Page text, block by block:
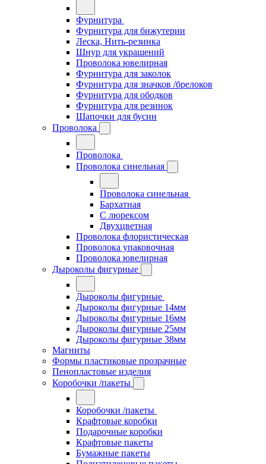
Фурнитура
Фурнитура для бижутерии
Леска, Нить-резинка
Шнур для украшений
Проволока ювелирная
Фурнитура для заколок
Фурнитура для значков /брелоков
Фурнитура для ободков
Фурнитура для резинок
Шапочки для бусин
Проволока
Проволока
Проволока синельная
Проволока синельная
Бархатная
С люрексом
Двухцветная
Проволока флористическая
Проволока упаковочная
Проволока ювелирная
Дыроколы фигурные
Дыроколы фигурные
Дыроколы фигурные 14мм
Дыроколы фигурные 16мм
Дыроколы фигурные 25мм
Дыроколы фигурные 38мм
Магниты
Формы пластиковые прозрачные
Пенопластовые изделия
Коробочки /пакеты
Коробочки /пакеты
Крафтовые коробки
Подарочные коробки
Крафтовые пакеты
Бумажные пакеты